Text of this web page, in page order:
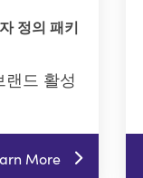
정의 패키
랜드 활성
More